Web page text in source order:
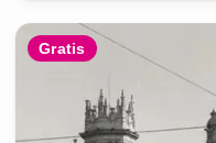
Gratis